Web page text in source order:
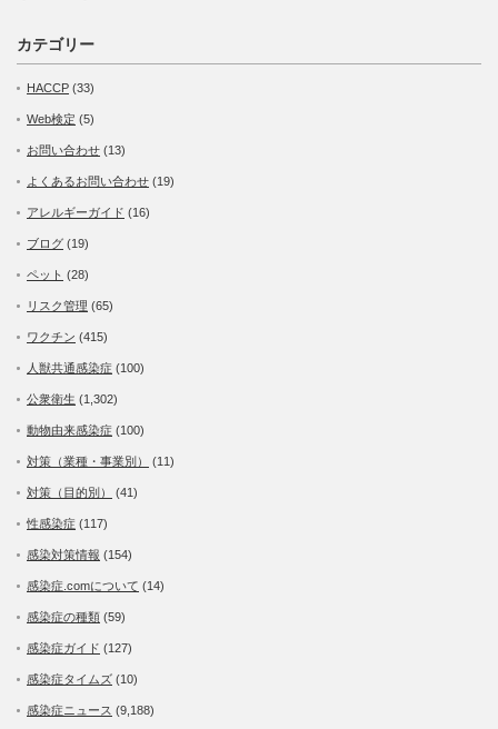
カテゴリー
HACCP (33)
Web検定 (5)
お問い合わせ (13)
よくあるお問い合わせ (19)
アレルギーガイド (16)
ブログ (19)
ペット (28)
リスク管理 (65)
ワクチン (415)
人獣共通感染症 (100)
公衆衛生 (1,302)
動物由来感染症 (100)
対策（業種・事業別） (11)
対策（目的別） (41)
性感染症 (117)
感染対策情報 (154)
感染症.comについて (14)
感染症の種類 (59)
感染症ガイド (127)
感染症タイムズ (10)
感染症ニュース (9,188)